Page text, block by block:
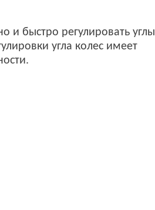
и быстро регулировать углы
угла колес имеет